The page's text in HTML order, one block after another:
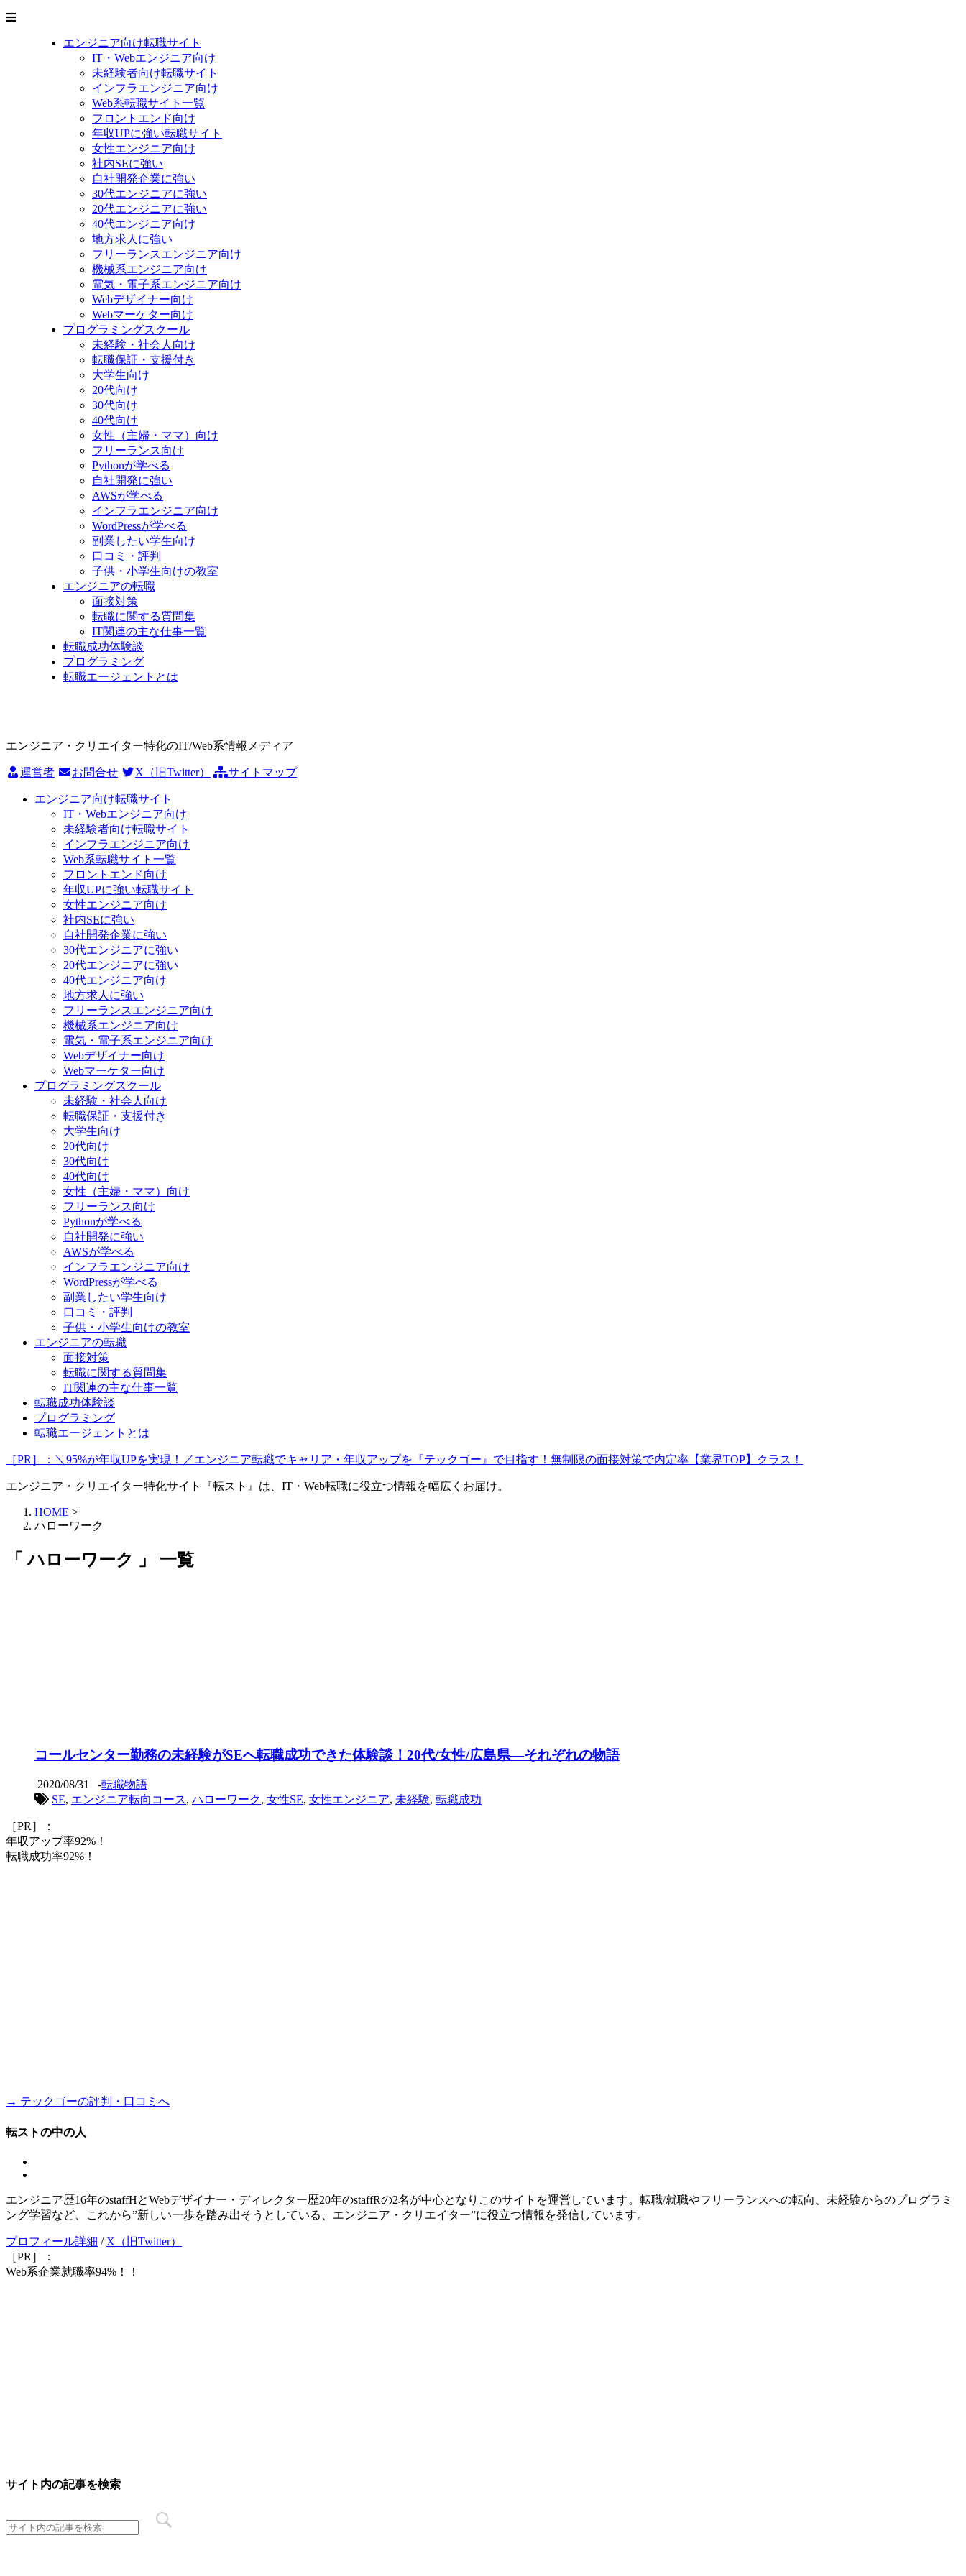
エンジニア向け転職サイト
IT・Webエンジニア向け
未経験者向け転職サイト
インフラエンジニア向け
Web系転職サイト一覧
フロントエンド向け
年収UPに強い転職サイト
女性エンジニア向け
社内SEに強い
自社開発企業に強い
30代エンジニアに強い
20代エンジニアに強い
40代エンジニア向け
地方求人に強い
フリーランスエンジニア向け
機械系エンジニア向け
電気・電子系エンジニア向け
Webデザイナー向け
Webマーケター向け
プログラミングスクール
未経験・社会人向け
転職保証・支援付き
大学生向け
20代向け
30代向け
40代向け
女性（主婦・ママ）向け
フリーランス向け
Pythonが学べる
自社開発に強い
AWSが学べる
インフラエンジニア向け
WordPressが学べる
副業したい学生向け
口コミ・評判
子供・小学生向けの教室
エンジニアの転職
面接対策
転職に関する質問集
IT関連の主な仕事一覧
転職成功体験談
プログラミング
転職エージェントとは
エンジニア・クリエイター特化のIT/Web系情報メディア
運営者 お問合せ X（旧Twitter） サイトマップ
エンジニア向け転職サイト
IT・Webエンジニア向け
未経験者向け転職サイト
インフラエンジニア向け
Web系転職サイト一覧
フロントエンド向け
年収UPに強い転職サイト
女性エンジニア向け
社内SEに強い
自社開発企業に強い
30代エンジニアに強い
20代エンジニアに強い
40代エンジニア向け
地方求人に強い
フリーランスエンジニア向け
機械系エンジニア向け
電気・電子系エンジニア向け
Webデザイナー向け
Webマーケター向け
プログラミングスクール
未経験・社会人向け
転職保証・支援付き
大学生向け
20代向け
30代向け
40代向け
女性（主婦・ママ）向け
フリーランス向け
Pythonが学べる
自社開発に強い
AWSが学べる
インフラエンジニア向け
WordPressが学べる
副業したい学生向け
口コミ・評判
子供・小学生向けの教室
エンジニアの転職
面接対策
転職に関する質問集
IT関連の主な仕事一覧
転職成功体験談
プログラミング
転職エージェントとは
［PR］：＼95%が年収UPを実現！／エンジニア転職でキャリア・年収アップを『テックゴー』で目指す！無制限の面接対策で内定率【業界TOP】クラス！
エンジニア・クリエイター特化サイト『転スト』は、IT・Web転職に役立つ情報を幅広くお届け。
HOME >
ハローワーク
「 ハローワーク 」 一覧
コールセンター勤務の未経験がSEへ転職成功できた体験談！20代/女性/広島県―それぞれの物語
2020/08/31 -転職物語
SE, エンジニア転向コース, ハローワーク, 女性SE, 女性エンジニア, 未経験, 転職成功
［PR］：
年収アップ率92%！
転職成功率92%！
→ テックゴーの評判・口コミへ
転ストの中の人
エンジニア歴16年のstaffHとWebデザイナー・ディレクター歴20年のstaffRの2名が中心となりこのサイトを運営しています。転職/就職やフリーランスへの転向、未経験からのプログラミ
ング学習など、これから”新しい一歩を踏み出そうとしている、エンジニア・クリエイター”に役立つ情報を発信しています。
プロフィール詳細 / X（旧Twitter）
［PR］：
Web系企業就職率94%！！
サイト内の記事を検索